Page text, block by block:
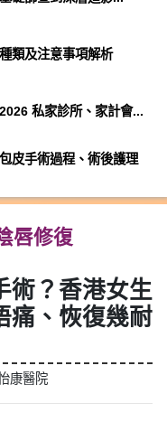
類及注意事項解析
私家診所、家計會...
皮手術過程、術後護理
唇修復
術？香港女生
痛、恢復幾耐
康醫院